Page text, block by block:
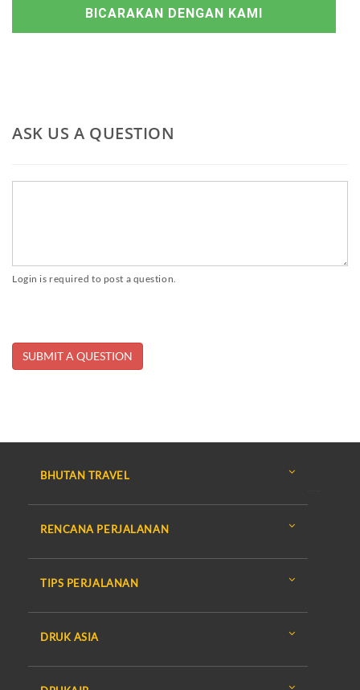
BICARAKAN DENGAN KAMI
ASK US A QUESTION
Login is required to post a question.
BHUTAN TRAVEL
RENCANA PERJALANAN
TIPS PERJALANAN
DRUK ASIA